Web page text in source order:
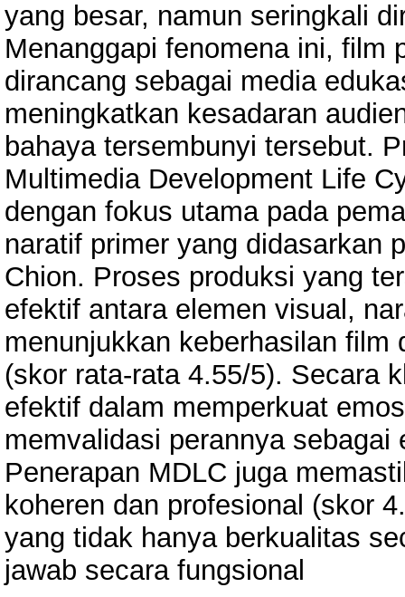
yang besar, namun seringkali
Menanggapi fenomena ini, film
dirancang sebagai media
meningkatkan kesadaran
bahaya tersembunyi tersebut.
Multimedia Development Life
dengan fokus utama pada
naratif primer yang didasarkan
Chion. Proses produksi yang
efektif antara elemen visual,
menunjukkan keberhasilan
(skor rata-rata 4.55/5). Secara
efektif dalam memperkuat
memvalidasi perannya
Penerapan MDLC juga
koheren dan profesional (skor
yang tidak hanya berkualitas
jawab secara fungsional